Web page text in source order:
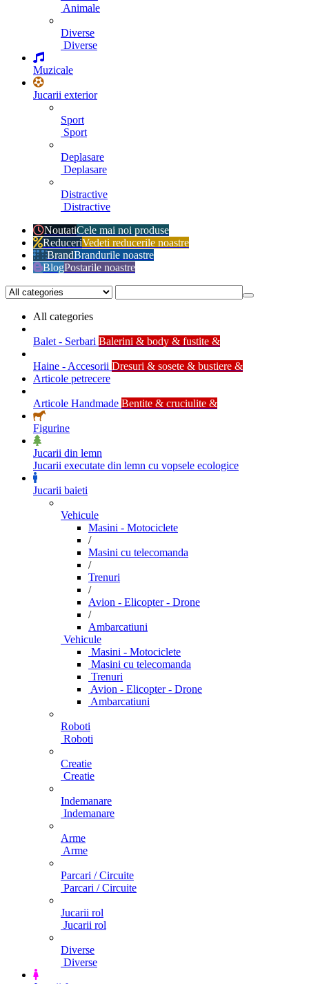
Animale
Diverse
Diverse
Muzicale
Jucarii exterior
Sport
Sport
Deplasare
Deplasare
Distractive
Distractive
NoutatiCele mai noi produse
ReduceriVedeti reducerile noastre
BrandBrandurile noastre
BlogPostarile noastre
All categories
Balet - Serbari Balerini & body & fustite &
Haine - Accesorii Dresuri & sosete & bustiere &
Articole petrecere
Articole Handmade Bentite & cruciulite &
Figurine
Jucarii din lemn
Jucarii executate din lemn cu vopsele ecologice
Jucarii baieti
Vehicule
Masini - Motociclete
/
Masini cu telecomanda
/
Trenuri
/
Avion - Elicopter - Drone
/
Ambarcatiuni
Vehicule
Masini - Motociclete
Masini cu telecomanda
Trenuri
Avion - Elicopter - Drone
Ambarcatiuni
Roboti
Roboti
Creatie
Creatie
Indemanare
Indemanare
Arme
Arme
Parcari / Circuite
Parcari / Circuite
Jucarii rol
Jucarii rol
Diverse
Diverse